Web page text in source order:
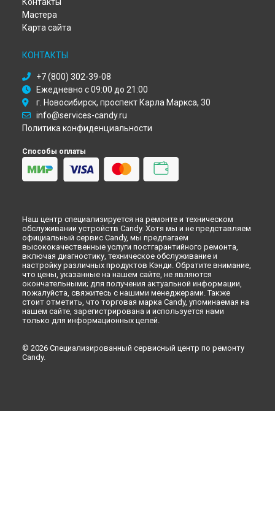
Красноярске
Ремонт микроволновой печи MIC 440 TX Candy в
Ремонт микроволновой печи MIC 440 TX Candy в
Ремонт микроволновой печи MIC 440 TX Candy в
Ремонт микроволновой печи MIC 440 TX Candy в
Новокузнецке
Ремонт микроволновой печи MIC 440 TX Candy в
Ремонт микроволновой печи MIC 440 TX Candy в
Набережных Челнах
Ремонт микроволновой печи MIC 440 TX Candy в
Мастера
Карта сайта
КОНТАКТЫ
+7 (800) 302-39-08
Ежедневно с 09:00 до 21:00
г. Новосибирск, проспект Карла Маркса, 30
info@services-candy.ru
Политика конфиденциальности
Способы оплаты
Наш центр специализируется на ремонте и техническом
обслуживании устройств Candy. Хотя мы и не представляем
официальный сервис Candy, мы предлагаем
высококачественные услуги постгарантийного ремонта,
включая диагностику, техническое обслуживание и
настройку различных продуктов Кэнди. Обратите внимание,
что цены, указанные на нашем сайте, не являются
окончательными; для получения актуальной информации,
пожалуйста, свяжитесь с нашими менеджерами. Также
стоит отметить, что торговая марка Candy, упоминаемая на
нашем сайте, зарегистрирована и используется нами
только для информационных целей.
© 2026 Специализированный сервисный центр по ремонту
Candy.